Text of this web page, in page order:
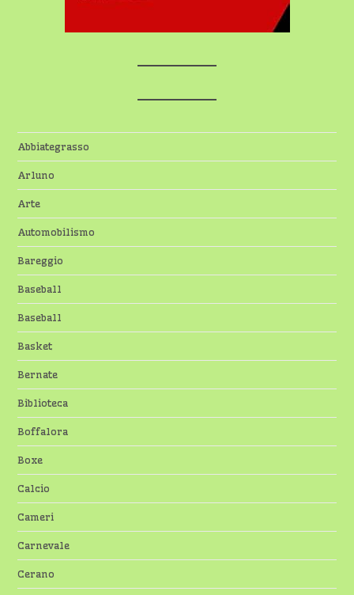
Abbiategrasso
Arluno
Arte
Automobilismo
Bareggio
Baseball
Baseball
Basket
Bernate
Biblioteca
Boffalora
Boxe
Calcio
Cameri
Carnevale
Cerano